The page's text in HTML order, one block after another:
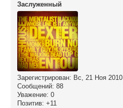
Заслуженный
Зарегистрирован: Вс, 21 Ноя 2010
Сообщений: 88
Уважение: 0
Позитив: +11